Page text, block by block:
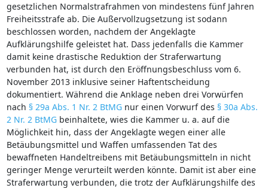
gesetzlichen Normalstrafrahmen von mindestens fünf Jahren
Freiheitsstrafe ab. Die Außervollzugsetzung ist sodann
beschlossen worden, nachdem der Angeklagte
Aufklärungshilfe geleistet hat. Dass jedenfalls die Kammer
damit keine drastische Reduktion der Straferwartung
verbunden hat, ist durch den Eröffnungsbeschluss vom 6.
November 2013 inklusive seiner Haftentscheidung
dokumentiert. Während die Anklage neben drei Vorwürfen
nach § 29a Abs. 1 Nr. 2 BtMGnur einen Vorwurf des § 30a Abs.
2 Nr. 2 BtMGbeinhaltete, wies die Kammer u. a. auf die
Möglichkeit hin, dass der Angeklagte wegen einer alle
Betäubungsmittel und Waffen umfassenden Tat des
bewaffneten Handeltreibens mit Betäubungsmitteln in nicht
geringer Menge verurteilt werden könnte. Damit ist aber eine
Straferwartung verbunden, die trotz der Aufklärungshilfe des